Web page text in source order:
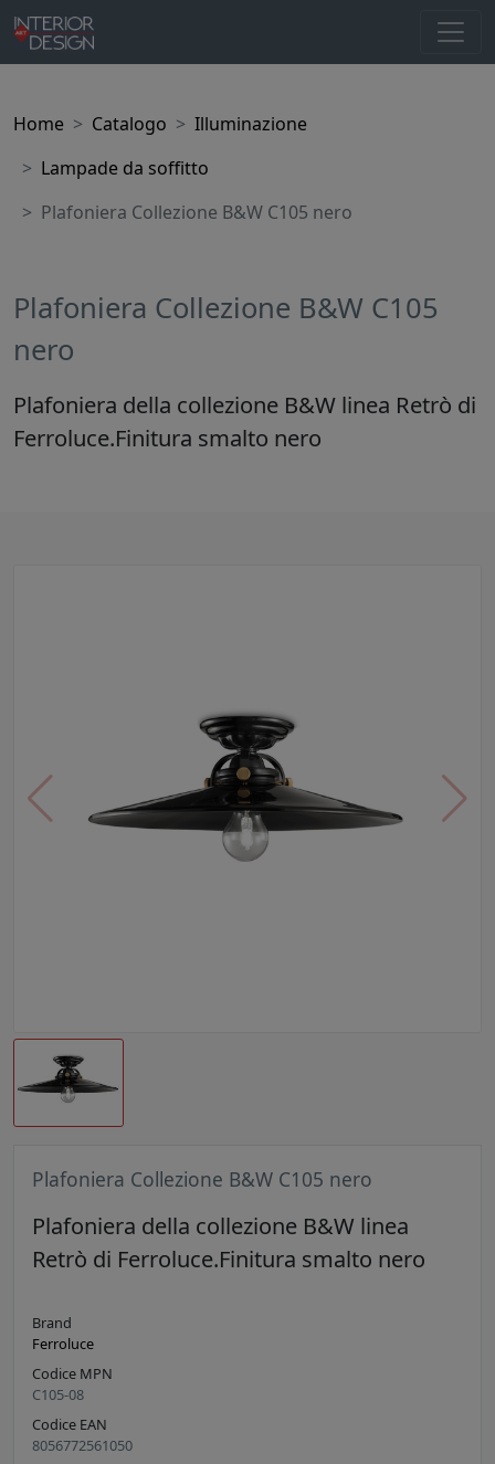
Home Catalogo
Illuminazione
Lampade da soffitto
Plafoniera Collezione B&W C105 nero
Plafoniera Collezione B&W C105
nero
Plafoniera della collezione B&W linea Retrò di
Ferroluce.Finitura smalto nero
Plafoniera Collezione B&W C105 nero
Plafoniera della collezione B&W linea
Retrò di Ferroluce.Finitura smalto nero
Brand
Ferroluce
Codice MPN
C105-08
Codice EAN
8056772561050